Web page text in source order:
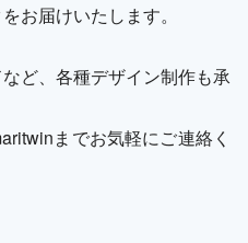
お届けいたします。
ど、各種デザイン制作も承
までお気軽にご連絡く